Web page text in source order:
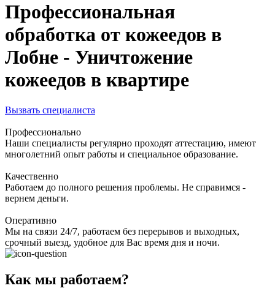
Профессиональная
обработка от кожеедов в
Лобне - Уничтожение
кожеедов в квартире
Вызвать специалиста
Профессионально
Наши специалисты регулярно проходят аттестацию, имеют
многолетний опыт работы и специальное образование.
Качественно
Работаем до полного решения проблемы. Не справимся -
вернем деньги.
Оперативно
Мы на связи 24/7, работаем без перерывов и выходных,
срочный выезд, удобное для Вас время дня и ночи.
Как мы работаем?